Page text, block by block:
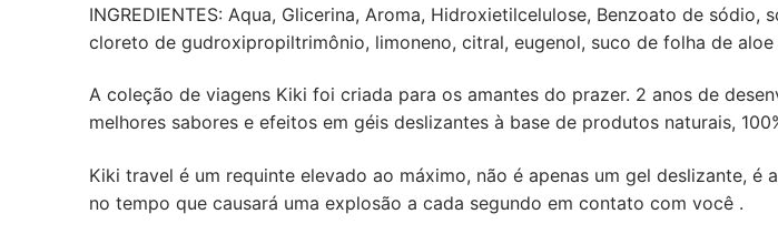
INGREDIENTES: Aqua, Glicerina, Aroma, Hidroxietilcelulose, Benzoato de
cloreto de gudroxipropiltrimônio, limoneno, citral, eugenol, suco de folha de
A coleção de viagens Kiki foi criada para os amantes do prazer. 2 anos de
melhores sabores e efeitos em géis deslizantes à base de produtos naturais,
Kiki travel é um requinte elevado ao máximo, não é apenas um gel deslizante,
no tempo que causará uma explosão a cada segundo em contato com você .